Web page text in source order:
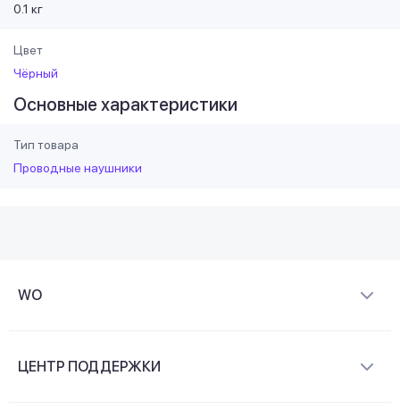
0.1 кг
Цвет
Чёрный
Основные характеристики
Тип товара
Проводные наушники
WO
ЦЕНТР ПОДДЕРЖКИ